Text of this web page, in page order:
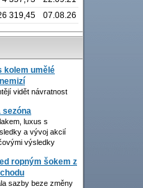
319,45 07.08.26
kolem umělé
vidět návratnost
sezóna
luxus s
a vývoj akcií
výsledky
ropným šokem z
sazby beze změny